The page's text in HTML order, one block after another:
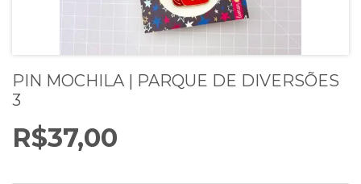
PIN MOCHILA | PARQUE DE DIVERSÕES
3
R$37,00